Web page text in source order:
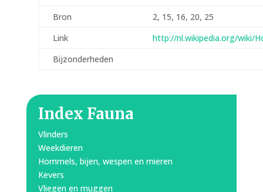
Bron
2, 15, 16, 20, 25
Link
http://nl.wikipedia.org/wiki/
Bijzonderheden
Index Fauna
Vlinders
Weekdieren
Hommels, bijen, wespen en mieren
Kevers
Vliegen en muggen